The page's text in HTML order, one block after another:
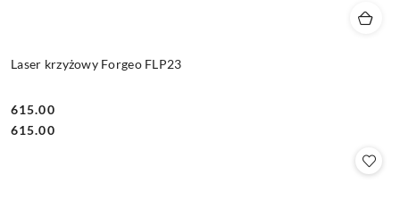
Laser krzyżowy Forgeo FLP23
Cena:
615.00
Cena:
615.00